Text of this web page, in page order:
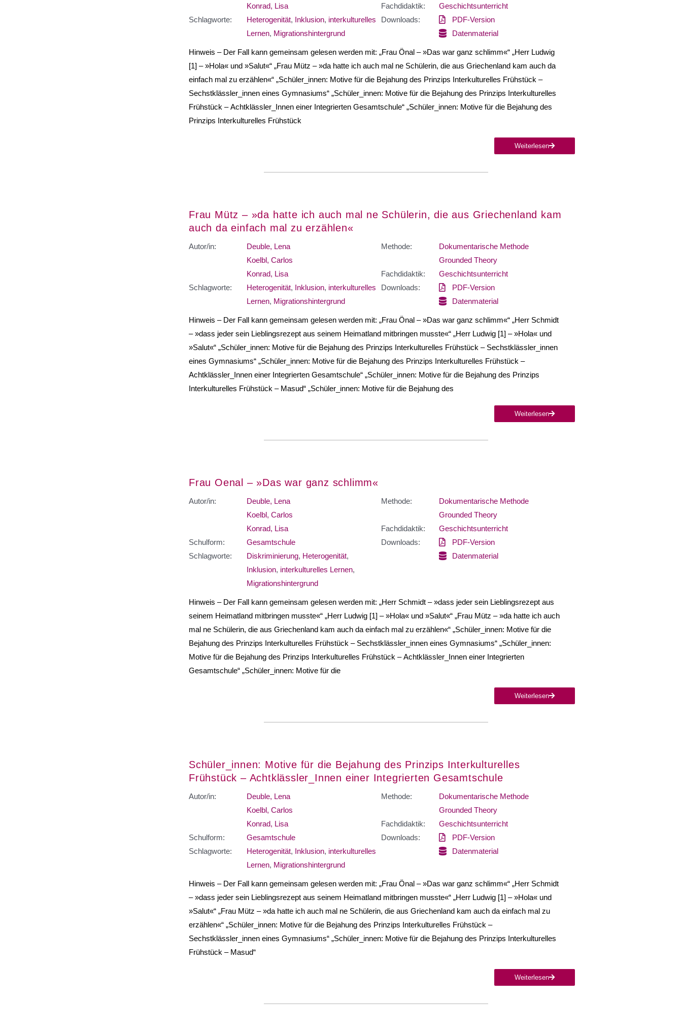
Konrad, Lisa
Schlagworte:
Heterogenität, Inklusion, interkulturelles
Lernen, Migrationshintergrund
Fachdidaktik:
Geschichtsunterricht
Downloads:
PDF-Version
Datenmaterial
Hinweis – Der Fall kann gemeinsam gelesen werden mit: „Frau Önal – »Das war ganz schlimm«“ „Herr Ludwig
[1] – »Hola« und »Salut«“ „Frau Mütz – »da hatte ich auch mal ne Schülerin, die aus Griechenland kam auch da
einfach mal zu erzählen«“ „Schüler_innen: Motive für die Bejahung des Prinzips Interkulturelles Frühstück –
Sechstklässler_innen eines Gymnasiums“ „Schüler_innen: Motive für die Bejahung des Prinzips Interkulturelles
Frühstück – Achtklässler_Innen einer Integrierten Gesamtschule“ „Schüler_innen: Motive für die Bejahung des
Prinzips Interkulturelles Frühstück
Weiterlesen
Frau Mütz – »da hatte ich auch mal ne Schülerin, die aus Griechenland kam
auch da einfach mal zu erzählen«
Autor/in:
Deuble, Lena
Koelbl, Carlos
Konrad, Lisa
Schlagworte:
Heterogenität, Inklusion, interkulturelles
Lernen, Migrationshintergrund
Methode:
Dokumentarische Methode
Grounded Theory
Fachdidaktik:
Geschichtsunterricht
Downloads:
PDF-Version
Datenmaterial
Hinweis – Der Fall kann gemeinsam gelesen werden mit: „Frau Önal – »Das war ganz schlimm«“ „Herr Schmidt
– »dass jeder sein Lieblingsrezept aus seinem Heimatland mitbringen musste«“ „Herr Ludwig [1] – »Hola« und
»Salut«“ „Schüler_innen: Motive für die Bejahung des Prinzips Interkulturelles Frühstück – Sechstklässler_innen
eines Gymnasiums“ „Schüler_innen: Motive für die Bejahung des Prinzips Interkulturelles Frühstück –
Achtklässler_Innen einer Integrierten Gesamtschule“ „Schüler_innen: Motive für die Bejahung des Prinzips
Interkulturelles Frühstück – Masud“ „Schüler_innen: Motive für die Bejahung des
Weiterlesen
Frau Oenal – »Das war ganz schlimm«
Autor/in:
Deuble, Lena
Koelbl, Carlos
Konrad, Lisa
Schulform:
Gesamtschule
Schlagworte:
Diskriminierung, Heterogenität,
Inklusion, interkulturelles Lernen,
Migrationshintergrund
Methode:
Dokumentarische Methode
Grounded Theory
Fachdidaktik:
Geschichtsunterricht
Downloads:
PDF-Version
Datenmaterial
Hinweis – Der Fall kann gemeinsam gelesen werden mit: „Herr Schmidt – »dass jeder sein Lieblingsrezept aus
seinem Heimatland mitbringen musste«“ „Herr Ludwig [1] – »Hola« und »Salut«“ „Frau Mütz – »da hatte ich auch
mal ne Schülerin, die aus Griechenland kam auch da einfach mal zu erzählen«“ „Schüler_innen: Motive für die
Bejahung des Prinzips Interkulturelles Frühstück – Sechstklässler_innen eines Gymnasiums“ „Schüler_innen:
Motive für die Bejahung des Prinzips Interkulturelles Frühstück – Achtklässler_Innen einer Integrierten
Gesamtschule“ „Schüler_innen: Motive für die
Weiterlesen
Schüler_innen: Motive für die Bejahung des Prinzips Interkulturelles
Frühstück – Achtklässler_Innen einer Integrierten Gesamtschule
Autor/in:
Deuble, Lena
Koelbl, Carlos
Konrad, Lisa
Schulform:
Gesamtschule
Schlagworte:
Heterogenität, Inklusion, interkulturelles
Lernen, Migrationshintergrund
Methode:
Dokumentarische Methode
Grounded Theory
Fachdidaktik:
Geschichtsunterricht
Downloads:
PDF-Version
Datenmaterial
Hinweis – Der Fall kann gemeinsam gelesen werden mit: „Frau Önal – »Das war ganz schlimm«“ „Herr Schmidt
– »dass jeder sein Lieblingsrezept aus seinem Heimatland mitbringen musste«“ „Herr Ludwig [1] – »Hola« und
»Salut«“ „Frau Mütz – »da hatte ich auch mal ne Schülerin, die aus Griechenland kam auch da einfach mal zu
erzählen«“ „Schüler_innen: Motive für die Bejahung des Prinzips Interkulturelles Frühstück –
Sechstklässler_innen eines Gymnasiums“ „Schüler_innen: Motive für die Bejahung des Prinzips Interkulturelles
Frühstück – Masud“
Weiterlesen